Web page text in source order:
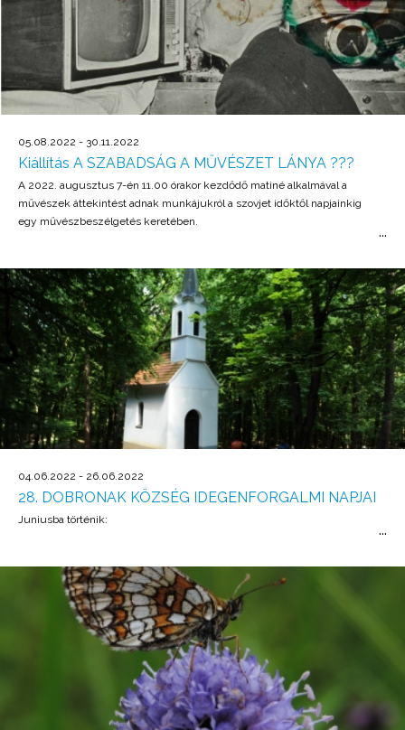
05.08.2022 - 30.11.2022
Kiállítás A SZABADSÁG A MŰVÉSZET LÁNYA ???
A 2022. augusztus 7-én 11.00 órakor kezdődő matiné alkalmával a
művészek áttekintést adnak munkájukról a szovjet időktől napjainkig
egy művészbeszélgetés keretében.
04.06.2022 - 26.06.2022
28. DOBRONAK KÖZSÉG IDEGENFORGALMI NAPJAI
Juniusba történik: